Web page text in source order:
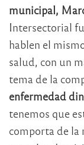
municipal,
Intersectorial
hablen el
salud, con un
tema de la
enfermedad
tenemos que
comporta de la